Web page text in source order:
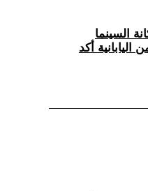
السينما
أكد